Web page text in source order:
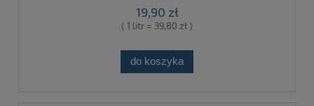
19,90 zł
( 1 litr = 39,80 zł )
do koszyka